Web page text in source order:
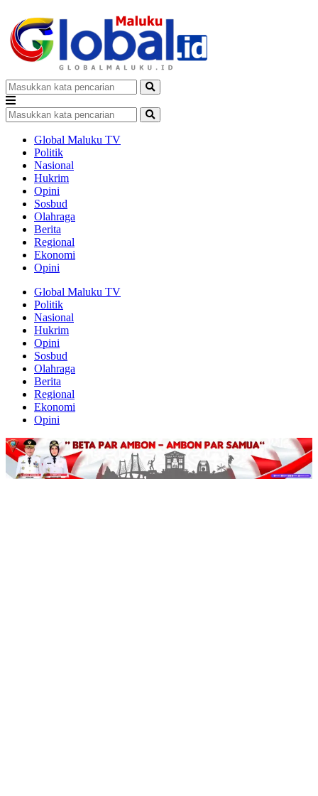
Global Maluku TV
Politik
Nasional
Hukrim
Opini
Sosbud
Olahraga
Berita
Regional
Ekonomi
Opini
Global Maluku TV
Politik
Nasional
Hukrim
Opini
Sosbud
Olahraga
Berita
Regional
Ekonomi
Opini